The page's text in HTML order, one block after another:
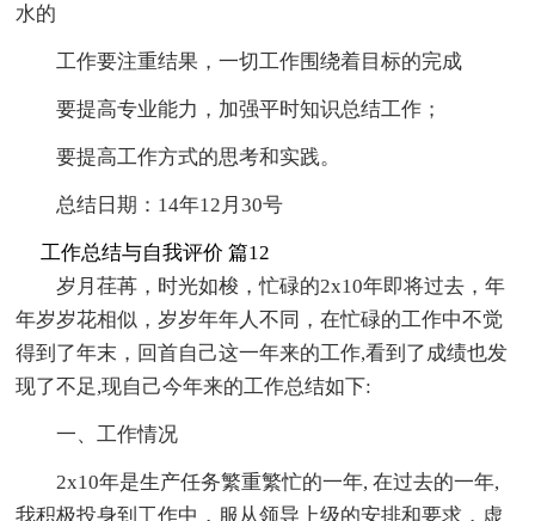
水的
工作要注重结果，一切工作围绕着目标的完成
要提高专业能力，加强平时知识总结工作；
要提高工作方式的思考和实践。
总结日期：14年12月30号
工作总结与自我评价 篇12
岁月荏苒，时光如梭，忙碌的2x10年即将过去，年
年岁岁花相似，岁岁年年人不同，在忙碌的工作中不觉
得到了年末，回首自己这一年来的工作,看到了成绩也发
现了不足,现自己今年来的工作总结如下:
一、工作情况
2x10年是生产任务繁重繁忙的一年, 在过去的一年,
我积极投身到工作中，服从领导上级的安排和要求，虚